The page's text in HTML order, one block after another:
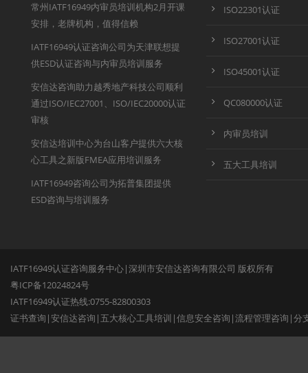
常州IATF16949内审员培训机构2月开课
安排，老牌机构，值得信赖
IATF16949认证咨询公司为天津联想提
供ESD认证咨询与内审员培训服务
安信达咨询助力越秀地产科技公司顺利
通过ISO/IEC27001、ISO/IEC20000认证
审核
安信达培训中心为台山客户提供六大核
心工具之新版FMEA应用培训服务
IATF16949咨询公司为拓普集团提供
ESD咨询与培训服务
ISO22301认证
ISO27001认证
ISO45001认证
QC080000认证
内审员培训
五大工具培训
IATF16949认证咨询服务中心|深圳市安信达咨询有限公司 版权所有
粤ICP备12024824号
IATF16949认证热线:0755-82800303
证书查询 |安信达咨询 | 五大核心工具培训 |信息安全咨询 |流程管理咨询 |分